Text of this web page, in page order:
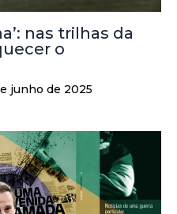
nas trilhas da
o
junho de 2025